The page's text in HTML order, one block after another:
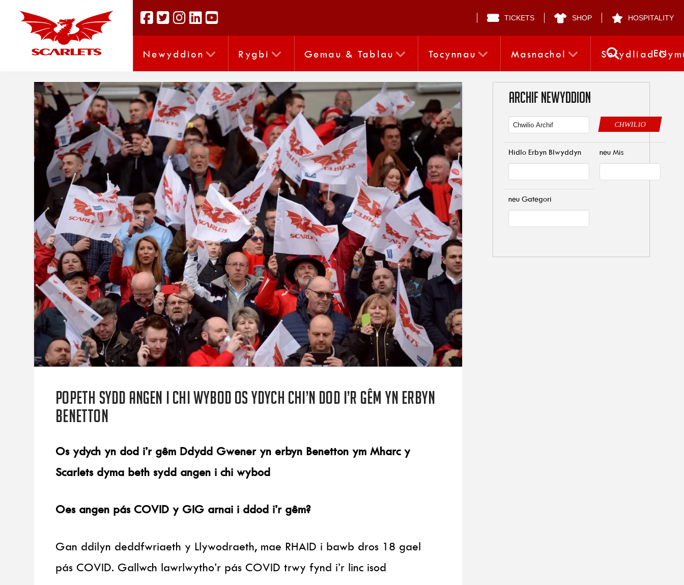
TICKETS SHOP HOSPITALITY
Newyddion Rygbi Gemau & Tablau Tocynnau Masnachol SefydliadEN
Popeth sydd angen i chi wybod os ydych chi’n dod i’r gêm yn erbyn
Benetton
Os ydych yn dod i’r gêm Ddydd Gwener yn erbyn Benetton ym Mharc y
Scarlets dyma beth sydd angen i chi wybod
Oes angen pás COVID y GIG arnai i ddod i’r gêm?
Gan ddilyn deddfwriaeth y Llywodraeth, mae RHAID i bawb dros 18 gael
pás COVID. Gallwch lawrlwytho’r pás COVID trwy fynd i’r linc isod
ARCHIF NEWYDDION
CHWILIO
Hidlo Erbyn Blwyddyn neu Mis
neu Gategori